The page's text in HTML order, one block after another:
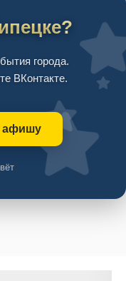
города.
ВКонтакте.
афишу